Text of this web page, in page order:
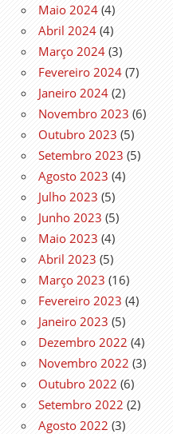
Maio 2024 (4)
Abril 2024 (4)
Março 2024 (3)
Fevereiro 2024 (7)
Janeiro 2024 (2)
Novembro 2023 (6)
Outubro 2023 (5)
Setembro 2023 (5)
Agosto 2023 (4)
Julho 2023 (5)
Junho 2023 (5)
Maio 2023 (4)
Abril 2023 (5)
Março 2023 (16)
Fevereiro 2023 (4)
Janeiro 2023 (5)
Dezembro 2022 (4)
Novembro 2022 (3)
Outubro 2022 (6)
Setembro 2022 (2)
Agosto 2022 (3)